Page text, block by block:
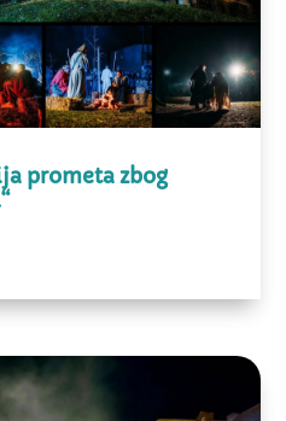
prometa zbog